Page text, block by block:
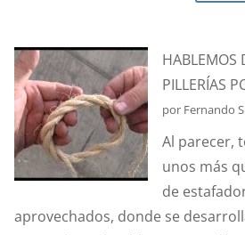
HABLEMOS
PILLERÍAS
por Fernando
Al parecer,
unos más
de
aprovechados, donde se